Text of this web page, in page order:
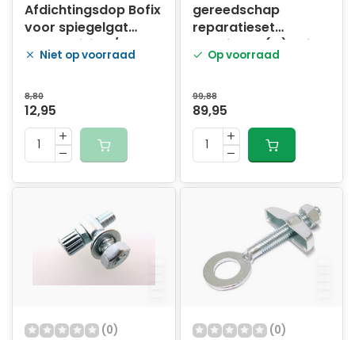
Afdichtingsdop Bofix
voor spiegelgat
Honda Vision /
Piaggio Sfera 18mm
Niet op voorraad
8,80
12,95
gereedschap
reparatieset
bougiegat (C) univ
10mm
Op voorraad
99,88
89,95
(0) (0)